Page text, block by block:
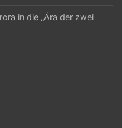
in die „Ära der zwei